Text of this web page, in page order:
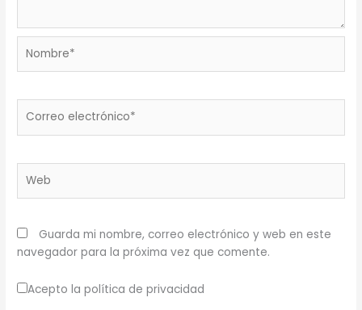
electrónico*
Guarda mi nombre, correo electrónico y web en este
navegador para la próxima vez que comente.
Acepto la política de privacidad